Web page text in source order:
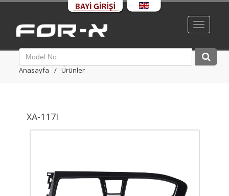
Toggle
Anasayfa Ürünler
XA-117I